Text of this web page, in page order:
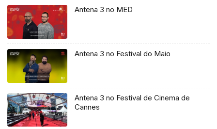
Antena 3 no MED
Antena 3 no Festival do Maio
Antena 3 no Festival de Cinema de
Cannes